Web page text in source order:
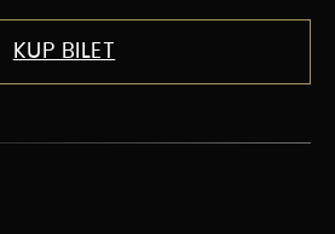
KUP BILET